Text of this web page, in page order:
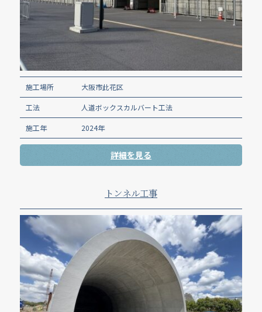
施工場所 大阪市此花区
工法 人道ボックスカルバート工法
施工年 2024年
詳細を見る
トンネル工事